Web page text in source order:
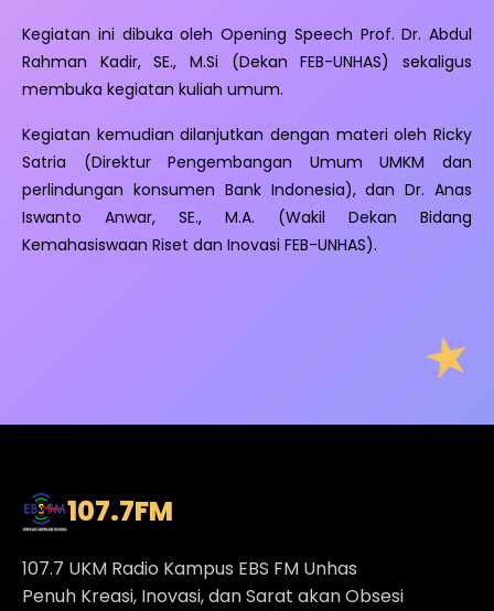
Kegiatan ini dibuka oleh Opening Speech Prof. Dr. Abdul
Rahman Kadir, SE., M.Si (Dekan FEB-UNHAS) sekaligus
membuka kegiatan kuliah umum.
Kegiatan kemudian dilanjutkan dengan materi oleh Ricky
Satria (Direktur Pengembangan Umum UMKM dan
perlindungan konsumen Bank Indonesia), dan Dr. Anas
Iswanto Anwar, SE., M.A. (Wakil Dekan Bidang
Kemahasiswaan Riset dan Inovasi FEB-UNHAS).
107.7FM
107.7 UKM Radio Kampus EBS FM Unhas
Penuh Kreasi, Inovasi, dan Sarat akan Obsesi